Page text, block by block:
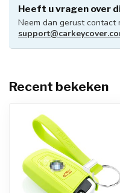
Heeft u vragen over
Neem dan gerust contact
Recent bekeken